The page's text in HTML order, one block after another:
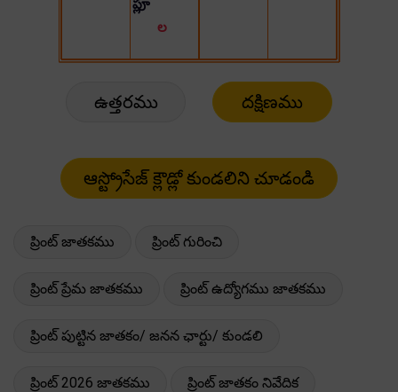
ఉత్తరము దక్షిణము
ప్రింట్ జాతకము ప్రింట్ గురించి
ప్రింట్ ప్రేమ జాతకము ప్రింట్ ఉద్యోగము జాతకము
ప్రింట్ పుట్టిన జాతకం/ జనన ఛార్టు/ కుండలి
ప్రింట్ 2026 జాతకము ప్రింట్ జాతకం నివేదిక